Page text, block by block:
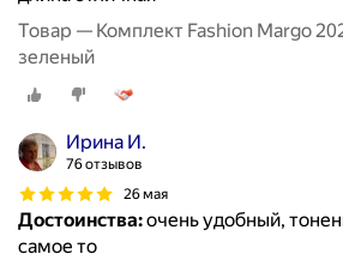
Товар — Комплект Fashion Margo
зеленый
Ирина И.
76 отзывов
26 мая
Достоинства:очень удобный,
самое то